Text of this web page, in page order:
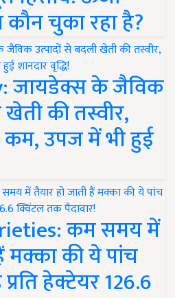
कौन चुका रहा है?
जायडेक्स के जैविक
की तस्वीर,
उपज में भी हुई
कम समय में
मक्का की ये पांच
हेक्टेयर 126.6